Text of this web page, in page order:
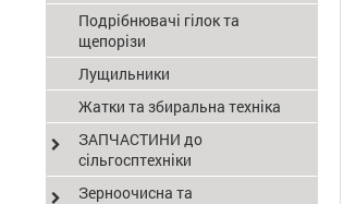
Подрібнювачі гілок та
щепорізи
Лущильники
Жатки та збиральна техніка
ЗАПЧАСТИНИ до
сільгосптехніки
Зерноочисна та